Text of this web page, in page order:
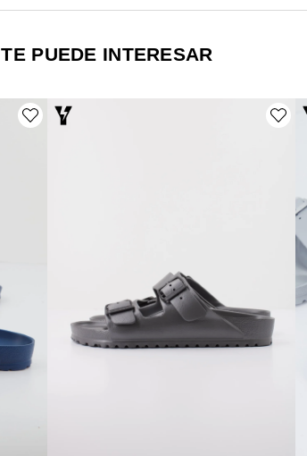
TE PUEDE INTERESAR